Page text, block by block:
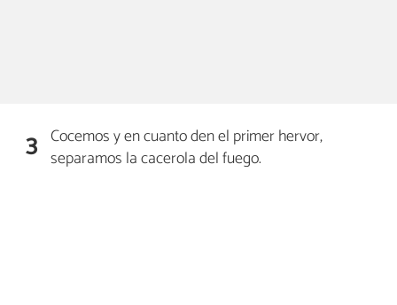
3 Cocemos y en cuanto den el primer hervor,
separamos la cacerola del fuego.